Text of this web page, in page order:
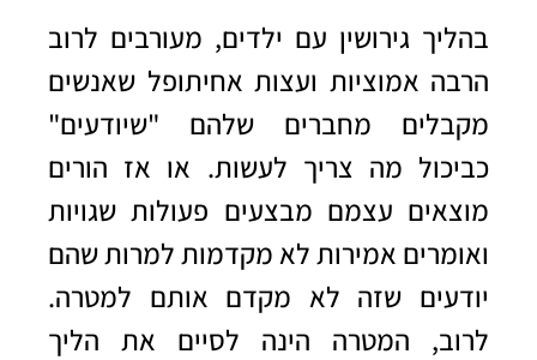
בהליך גירושין עם ילדים, מעורבים לרוב
הרבה אמוציות ועצות אחיתופל שאנשים
מקבלים מחברים שלהם "שיודעים"
כביכול מה צריך לעשות. או אז הורים
מוצאים עצמם מבצעים פעולות שגויות
ואומרים אמירות לא מקדמות למרות שהם
יודעים שזה לא מקדם אותם למטרה.
לרוב, המטרה הינה לסיים את הליך